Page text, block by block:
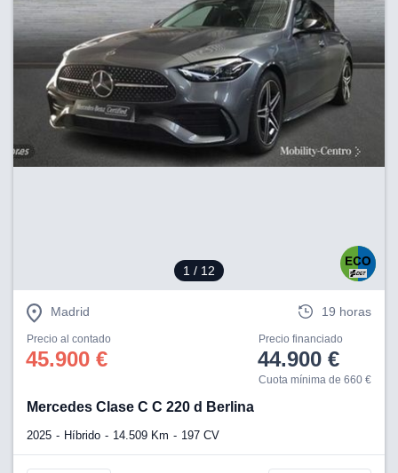
1 / 12
Madrid 19 horas
Precio al contado
45.900 €
Precio financiado
44.900 €
Cuota mínima de 660 €
Mercedes Clase C C 220 d Berlina
2025 Híbrido 14.509 Km 197 CV